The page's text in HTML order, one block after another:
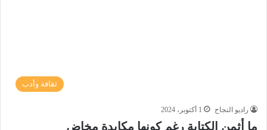
ثقافة وأدب
راديو النجاح 1 أكتوبر، 2024
ما أثمن الكتابة رغم كونها مكابدة مخاض